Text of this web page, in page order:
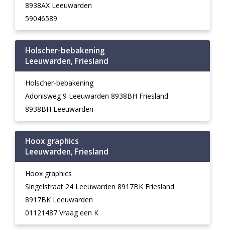
8938AX Leeuwarden
59046589
Holscher-bebakening
Leeuwarden, Friesland
Holscher-bebakening
Adonisweg 9 Leeuwarden 8938BH Friesland
8938BH Leeuwarden
Hoox graphics
Leeuwarden, Friesland
Hoox graphics
Singelstraat 24 Leeuwarden 8917BK Friesland
8917BK Leeuwarden
01121487 Vraag een K